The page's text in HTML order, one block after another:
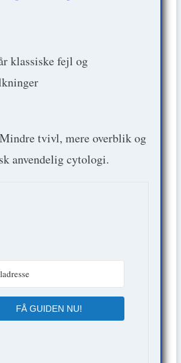
klassiske fejl og
tvivl, mere overblik og
anvendelig cytologi.
FÅ GUIDEN NU!